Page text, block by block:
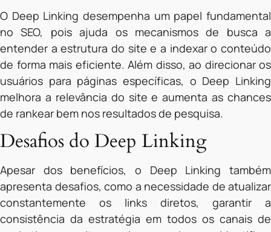
O Deep Linking desempenha um papel fundamental
no SEO, pois ajuda os mecanismos de busca a
entender a estrutura do site e a indexar o conteúdo
de forma mais eficiente. Além disso, ao direcionar os
usuários para páginas específicas, o Deep Linking
melhora a relevância do site e aumenta as chances
de rankear bem nos resultados de pesquisa.
Desafios do Deep Linking
Apesar dos benefícios, o Deep Linking também
apresenta desafios, como a necessidade de atualizar
constantemente os links diretos, garantir a
consistência da estratégia em todos os canais de